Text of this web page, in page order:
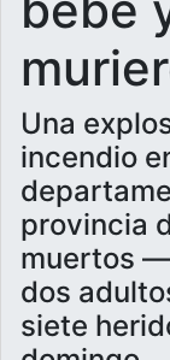
Una
incendio
provincia
muertos
dos
siete